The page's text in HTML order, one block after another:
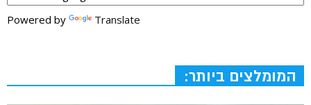
Powered by Translate
המומלצים ביותר: